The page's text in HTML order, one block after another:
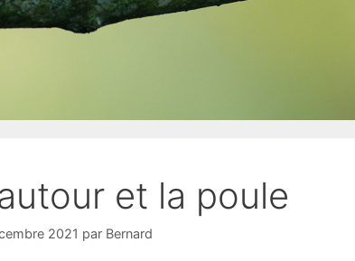
et la poule
2021 par Bernard